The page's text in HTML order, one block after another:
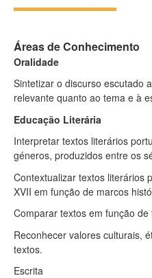
Áreas de Conhecimento
Oralidade
Sintetizar o discurso escutado
relevante quanto ao tema e à
Educação Literária
Interpretar textos literários
géneros, produzidos entre os
Contextualizar textos literários
XVII em função de marcos
Comparar textos em função
Reconhecer valores culturais,
textos.
Escrita